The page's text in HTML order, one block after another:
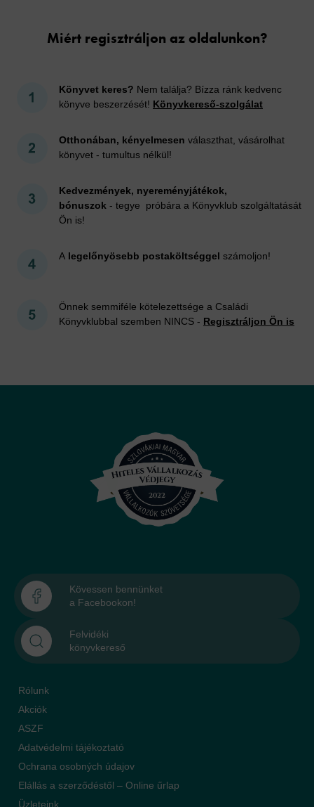
Miért regisztráljon az oldalunkon?
Könyvet keres? Nem találja? Bízza ránk kedvenc
könyve beszerzését! Könyvkereső-szolgálat
Otthonában, kényelmesen választhat, vásárolhat
könyvet - tumultus nélkül!
Kedvezmények, nyereményjátékok,
bónuszok - tegye próbára a Könyvklub szolgáltatását
Ön is!
A legelőnyösebb postaköltséggel számoljon!
Önnek semmiféle kötelezettsége a Családi
Könyvklubbal szemben NINCS - Regisztráljon Ön is
Kövessen bennünket
a Facebookon!
Felvidéki
könyvkereső
Rólunk
Akciók
ASZF
Adatvédelmi tájékoztató
Ochrana osobných údajov
Elállás a szerződéstől – Online űrlap
Üzleteink